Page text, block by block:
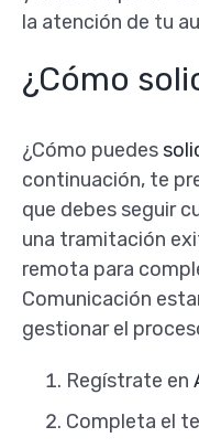
la atención de tu
¿Cómo
¿Cómo puedes
continuación, te
que debes seguir
una tramitación
remota para
Comunicación
gestionar el
Regístrate en
Completa el